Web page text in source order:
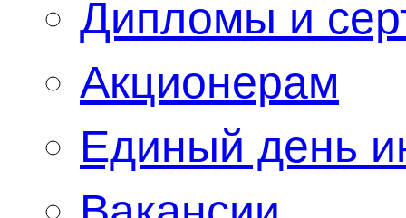
Дипломы и
Акционерам
Единый день